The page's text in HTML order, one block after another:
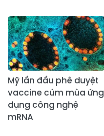
Mỹ lần đầu phê duyệt
vaccine cúm mùa ứng
dụng công nghệ
mRNA